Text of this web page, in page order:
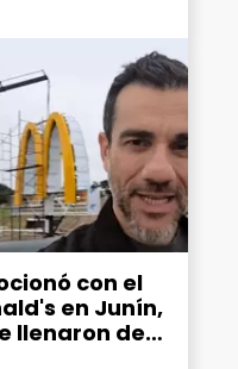
con el
en Junín,
llenaron de